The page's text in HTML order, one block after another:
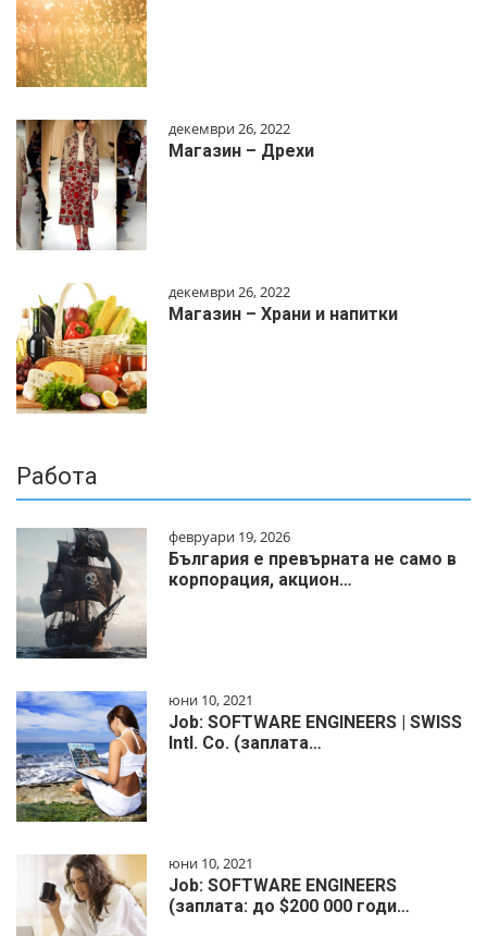
декември 26, 2022
Магазин – Дрехи
декември 26, 2022
Магазин – Храни и напитки
Работа
февруари 19, 2026
България е превърната не само в
корпорация, акцион…
юни 10, 2021
Job: SOFTWARE ENGINEERS | SWISS
Intl. Co. (заплата…
юни 10, 2021
Job: SOFTWARE ENGINEERS
(заплата: до $200 000 годи…